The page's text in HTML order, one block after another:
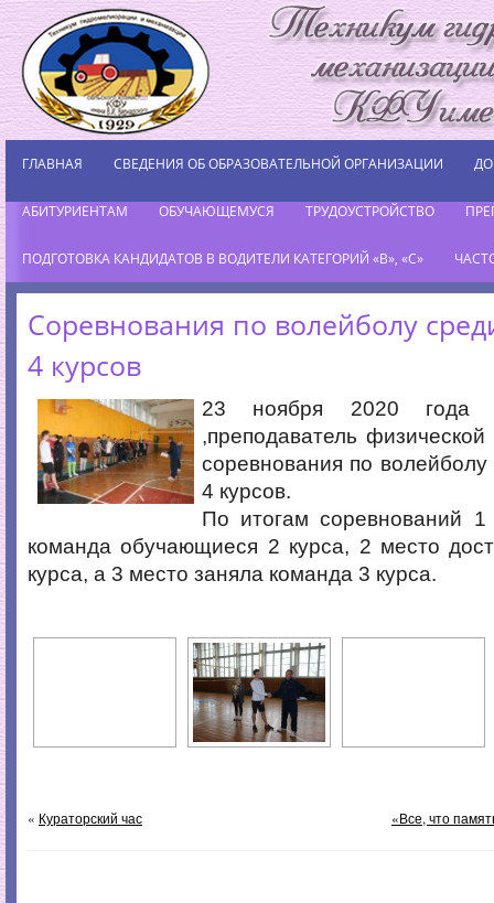
ГЛАВНАЯ СВЕДЕНИЯ ОБ ОБРАЗОВАТЕЛЬНОЙ ОРГАНИЗАЦИИ
АБИТУРИЕНТАМ ОБУЧАЮЩЕМУСЯ ТРУДОУСТРОЙСТВО
ПОДГОТОВКА КАНДИДАТОВ В ВОДИТЕЛИ КАТЕГОРИЙ «В», «С»
Cоревнования по волейболу
4 курсов
23 ноября 2020 года
,преподаватель физической
соревнования по
4 курсов.
По итогам соревнований
команда обучающиеся 2 курса, 2 место
курса, а 3 место заняла команда 3 курса.
« Кураторский час «Все, что